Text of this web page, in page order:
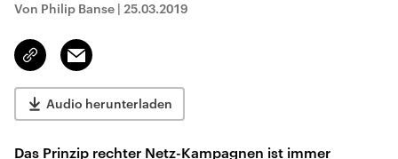
Von Philip Banse | 25.03.2019
Link
kopieren/teilen
Email
Audio herunterladen
Das Prinzip rechter Netz-Kampagnen ist immer